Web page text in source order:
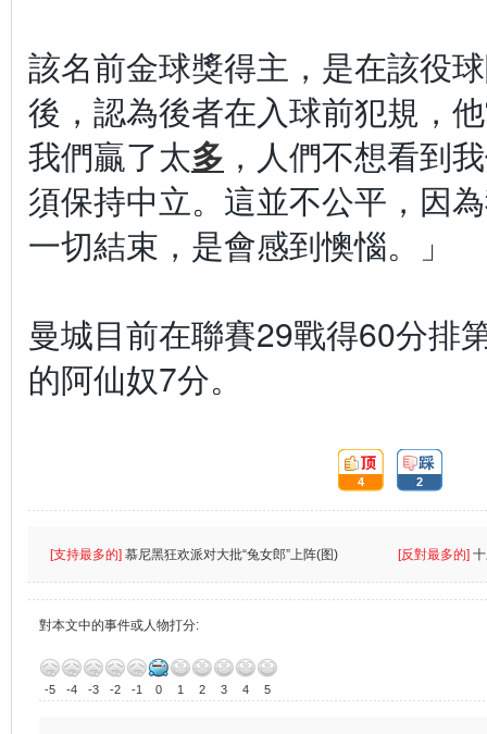
該名前金球獎得主，是在該役
後，認為後者在入球前犯規，
我們贏了太多 ，人們不想看到
須保持中立。這並不公平，因
一切結束，是會感到懊惱。」
曼城目前在聯賽29戰得60分排
的阿仙奴7分。
頂:
4
踩:
2
[支持最多的] 慕尼黑狂欢派对大批“兔女郎”上阵(图) [反對最多的]
對本文中的事件或人物打分:
-5 -4 -3 -2 -1 0 1 2 3 4 5